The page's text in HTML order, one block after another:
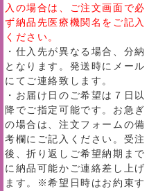
入の場合は、ご注文画面で必
ず納品先医療機関名をご記入
ください。
・仕入先が異なる場合、分納
となります。発送時にメール
にてご連絡致します。
・お届け日のご希望は７日以
降でご指定可能です。お急ぎ
の場合は、注文フォームの備
考欄にご記入ください。受注
後、折り返しご希望納期まで
に納品可能かご連絡差し上げ
ます。※希望日時はお約束す